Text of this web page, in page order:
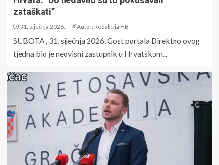
zataškati”
31. siječnja 2026. Autor: Redakcija HB
SUBOTA , 31. siječnja 2026. Gost portala Direktno ovog
tjedna bio je neovisni zastupnik u Hrvatskom...